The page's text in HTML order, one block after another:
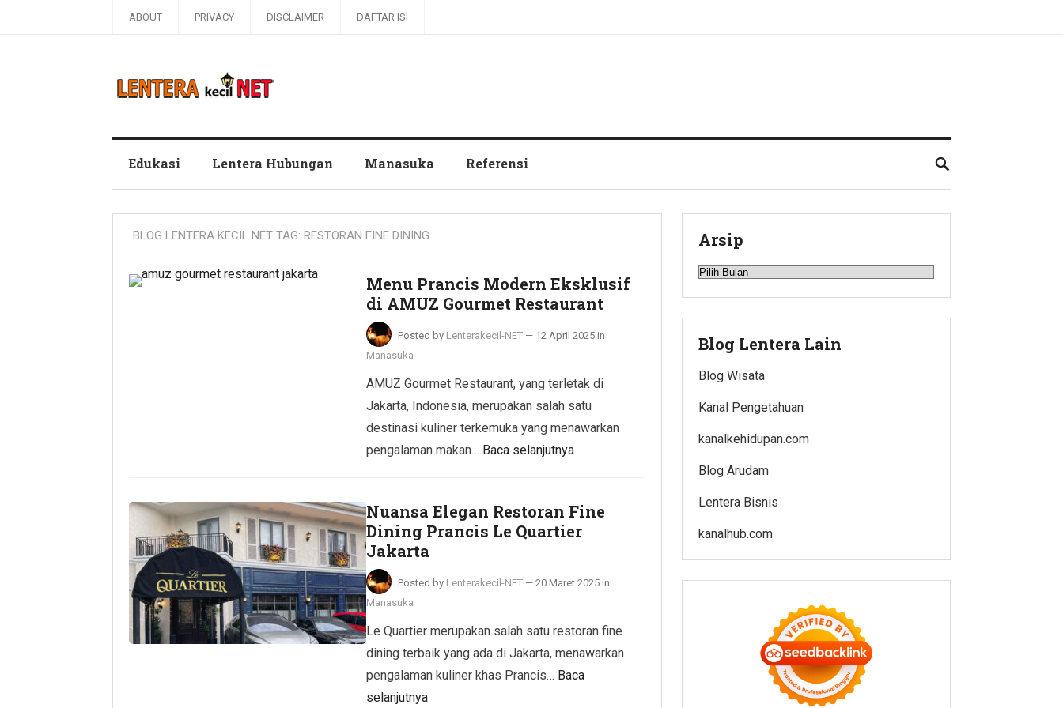
ABOUT PRIVACY DISCLAIMER DAFTAR ISI
Edukasi Lentera Hubungan Manasuka Referensi
BLOG LENTERA KECIL NET TAG: RESTORAN FINE DINING
Menu Prancis Modern Eksklusif
di AMUZ Gourmet Restaurant
Posted by Lenterakecil-NET — 12 April 2025 in
Manasuka
AMUZ Gourmet Restaurant, yang terletak di
Jakarta, Indonesia, merupakan salah satu
destinasi kuliner terkemuka yang menawarkan
pengalaman makan… Baca selanjutnya
Nuansa Elegan Restoran Fine
Dining Prancis Le Quartier
Jakarta
Posted by Lenterakecil-NET — 20 Maret 2025 in
Manasuka
Le Quartier merupakan salah satu restoran fine
dining terbaik yang ada di Jakarta, menawarkan
pengalaman kuliner khas Prancis… Baca
selanjutnya
Arsip
Arsip
Blog Lentera Lain
Blog Wisata
Kanal Pengetahuan
kanalkehidupan.com
Blog Arudam
Lentera Bisnis
kanalhub.com